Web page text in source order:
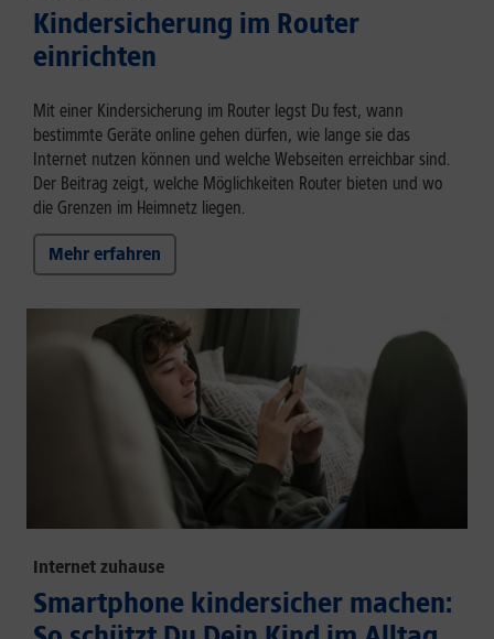
Kindersicherung im Router
einrichten
Mit einer Kindersicherung im Router legst Du fest, wann
bestimmte Geräte online gehen dürfen, wie lange sie das
Internet nutzen können und welche Webseiten erreichbar sind.
Der Beitrag zeigt, welche Möglichkeiten Router bieten und wo
die Grenzen im Heimnetz liegen.
Mehr erfahren
Internet zuhause
Smartphone kindersicher machen: